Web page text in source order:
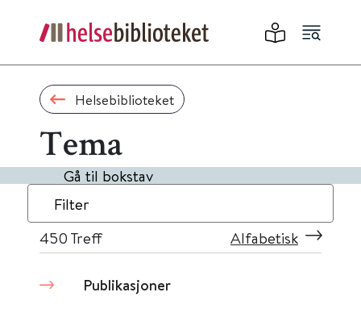
Helsebiblioteket
Tema
Gå til bokstav
Filter
450 Treff Alfabetisk
Publikasjoner